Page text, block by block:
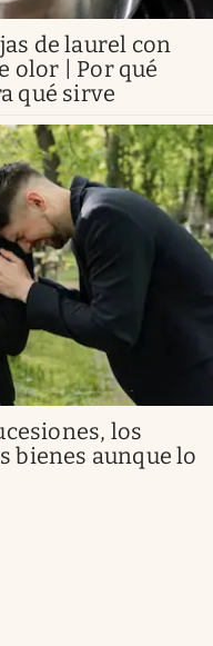
de laurel con
olor | Por qué
qué sirve
los
bienes aunque lo